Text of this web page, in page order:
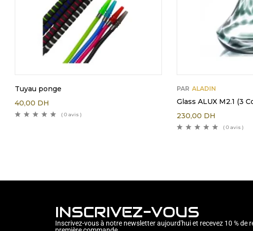
Tuyau ponge
40,00 DH
( 0 avis )
PAR ALADIN
Glass ALUX M2.1 (3
230,00 DH
( 0 avis )
INSCRIVEZ-VOUS
Inscrivez-vous à notre newsletter aujourd'hui et recevez 10 % de